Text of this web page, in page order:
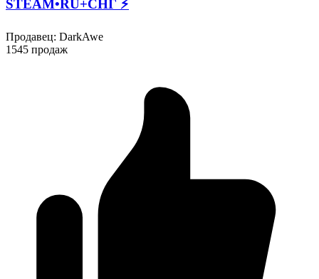
STEAM•RU+СНГ ⚡️
Продавец: DarkAwe
1545 продаж